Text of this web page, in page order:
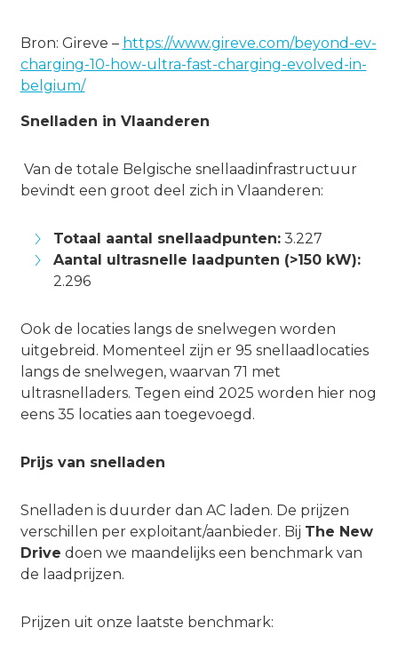
Bron: Gireve – https://www.gireve.com/beyond-ev-
charging-10-how-ultra-fast-charging-evolved-in-
belgium/
Snelladen in Vlaanderen
Van de totale Belgische snellaadinfrastructuur
bevindt een groot deel zich in Vlaanderen:
Totaal aantal snellaadpunten: 3.227
Aantal ultrasnelle laadpunten (>150 kW):
2.296
Ook de locaties langs de snelwegen worden
uitgebreid. Momenteel zijn er 95 snellaadlocaties
langs de snelwegen, waarvan 71 met
ultrasnelladers. Tegen eind 2025 worden hier nog
eens 35 locaties aan toegevoegd.
Prijs van snelladen
Snelladen is duurder dan AC laden. De prijzen
verschillen per exploitant/aanbieder. Bij The New
Drive doen we maandelijks een benchmark van
de laadprijzen.
Prijzen uit onze laatste benchmark: